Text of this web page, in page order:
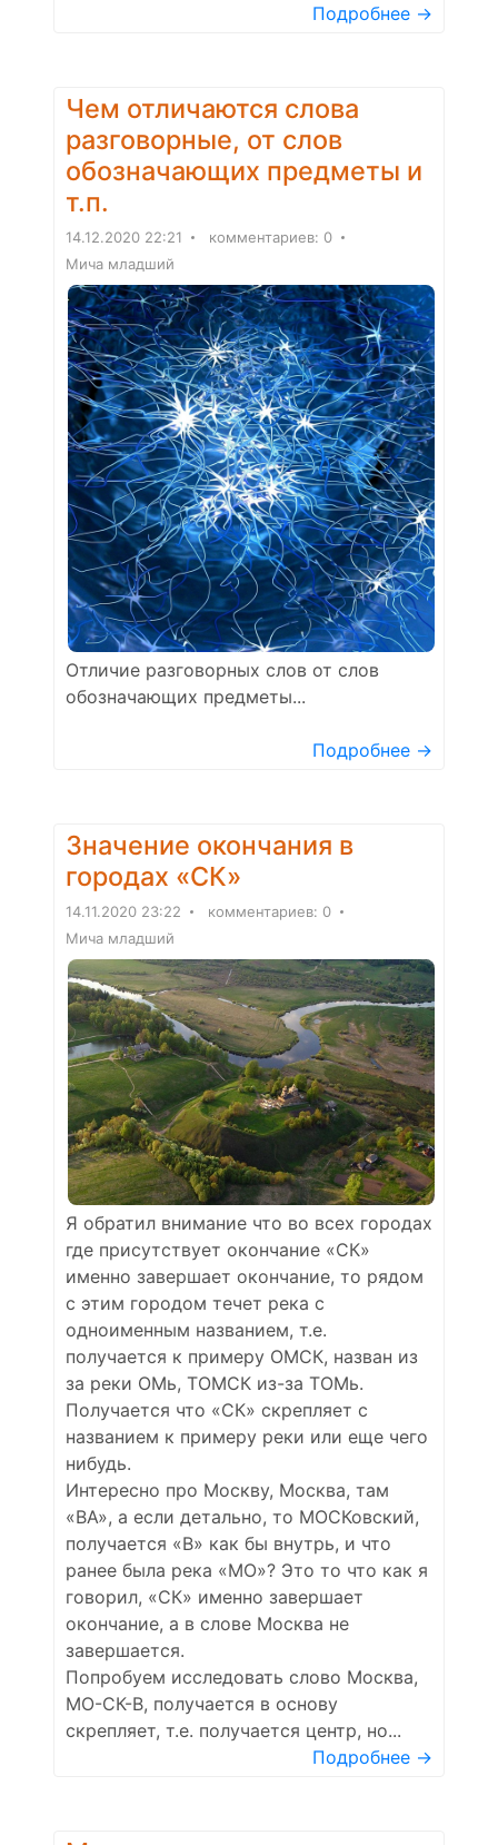
Подробнее →
Чем отличаются слова
разговорные, от слов
обозначающих предметы и
т.п.
14.12.2020 22:21
комментариев: 0
Мича младший
Отличие разговорных слов от слов
обозначающих предметы...
Подробнее →
Значение окончания в
городах «СК»
14.11.2020 23:22
комментариев: 0
Мича младший
Я обратил внимание что во всех городах
где присутствует окончание «СК»
именно завершает окончание, то рядом
с этим городом течет река с
одноименным названием, т.е.
получается к примеру ОМСК, назван из
за реки ОМь, ТОМСК из-за ТОМь.
Получается что «СК» скрепляет с
названием к примеру реки или еще чего
нибудь.
Интересно про Москву, Москва, там
«ВА», а если детально, то МОСКовский,
получается «В» как бы внутрь, и что
ранее была река «МО»? Это то что как я
говорил, «СК» именно завершает
окончание, а в слове Москва не
завершается.
Попробуем исследовать слово Москва,
МО-СК-В, получается в основу
скрепляет, т.е. получается центр, но...
Подробнее →